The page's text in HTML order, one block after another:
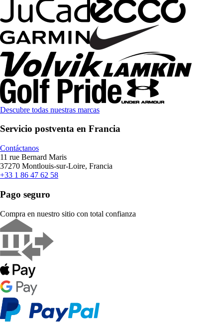
Descubre todas nuestras marcas
Servicio postventa en Francia
Contáctanos
11 rue Bernard Maris
37270 Montlouis-sur-Loire, Francia
+33 1 86 47 62 58
Pago seguro
Compra en nuestro sitio con total confianza